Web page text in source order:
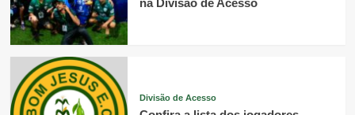
na Divisão de Acesso
Divisão de Acesso